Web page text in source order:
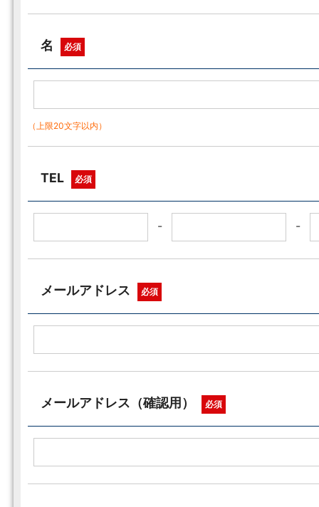
名 必須
（上限20文字以内）
TEL 必須
- -
メールアドレス 必須
メールアドレス（確認用） 必須